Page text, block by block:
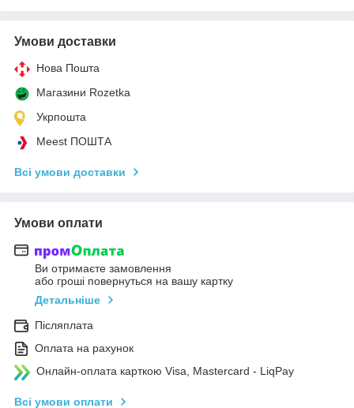
Умови доставки
Нова Пошта
Магазини Rozetka
Укрпошта
Meest ПОШТА
Всі умови доставки
Умови оплати
Ви отримаєте замовлення
або гроші повернуться на вашу картку
Детальніше
Післяплата
Оплата на рахунок
Онлайн-оплата карткою Visa, Mastercard - LiqPay
Всі умови оплати